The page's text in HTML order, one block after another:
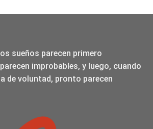
sueños parecen primero
improbables, y luego, cuando
de voluntad, pronto parecen